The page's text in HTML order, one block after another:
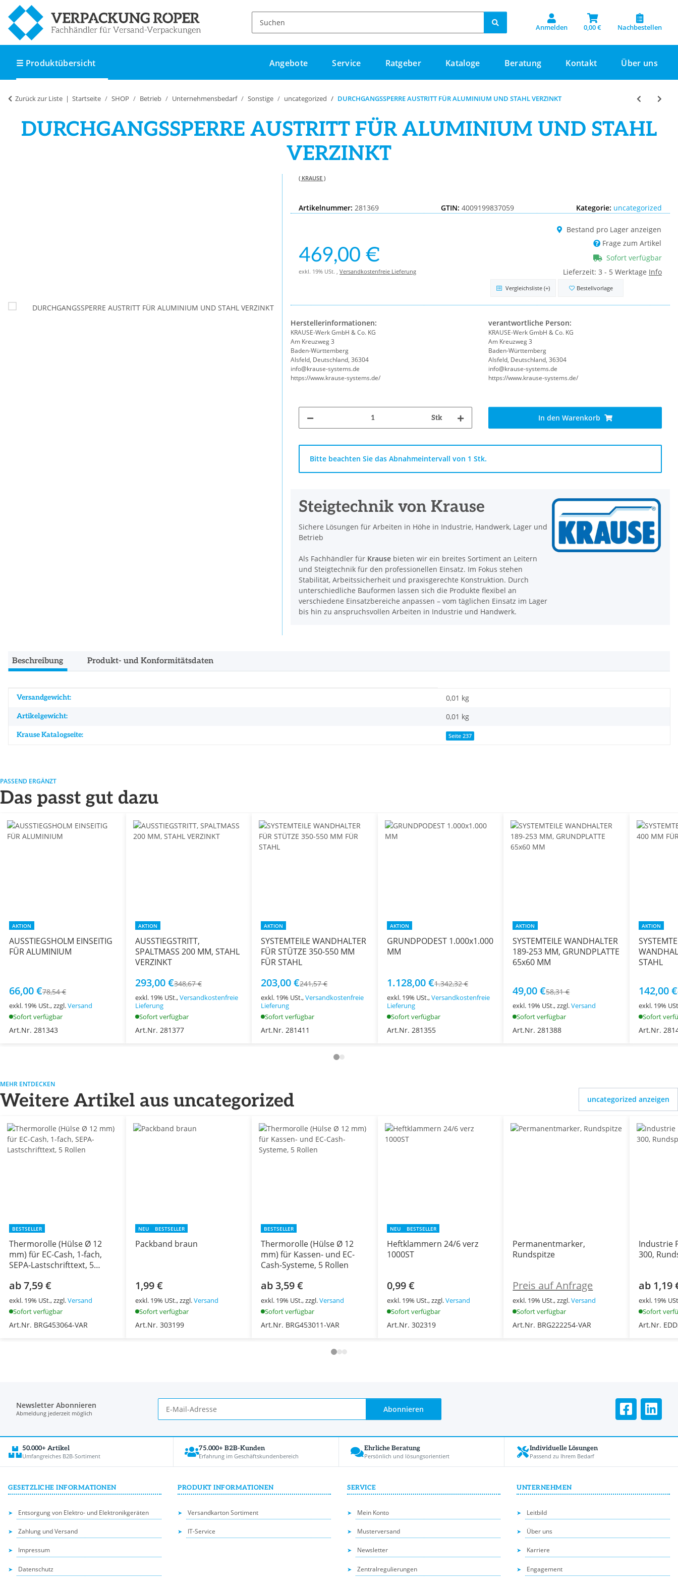
Anmelden 0,00 € Nachbestellen
☰ Produktübersicht Angebote Service Ratgeber Kataloge Beratung Kontakt Über uns
Zurück zur Liste Startseite SHOP Betrieb Unternehmensbedarf Sonstige uncategorized DURCHGANGSSPERRE AUSTRITT FÜR ALUMINIUM UND STAHL VERZINKT
DURCHGANGSSPERRE AUSTRITT FÜR ALUMINIUM UND STAHL
VERZINKT
( KRAUSE )
Artikelnummer: 281369 GTIN: 4009199837059 Kategorie: uncategorized
469,00 €
exkl. 19% USt. , Versandkostenfreie Lieferung
Bestand pro Lager anzeigen
Frage zum Artikel
Sofort verfügbar
Lieferzeit: 3 - 5 Werktage Info
Vergleichsliste (+) Bestellvorlage
Herstellerinformationen:
KRAUSE-Werk GmbH & Co. KG
Am Kreuzweg 3
Baden-Württemberg
Alsfeld, Deutschland, 36304
info@krause-systems.de
https://www.krause-systems.de/
verantwortliche Person:
KRAUSE-Werk GmbH & Co. KG
Am Kreuzweg 3
Baden-Württemberg
Alsfeld, Deutschland, 36304
info@krause-systems.de
https://www.krause-systems.de/
Stk In den Warenkorb
x
Bitte beachten Sie das Abnahmeintervall von 1 Stk.
Steigtechnik von Krause
Sichere Lösungen für Arbeiten in Höhe in Industrie, Handwerk, Lager und
Betrieb
Als Fachhändler für Krause bieten wir ein breites Sortiment an Leitern
und Steigtechnik für den professionellen Einsatz. Im Fokus stehen
Stabilität, Arbeitssicherheit und praxisgerechte Konstruktion. Durch
unterschiedliche Bauformen lassen sich die Produkte flexibel an
verschiedene Einsatzbereiche anpassen – vom täglichen Einsatz im Lager
bis hin zu anspruchsvollen Arbeiten in Industrie und Handwerk.
Beschreibung Produkt- und Konformitätsdaten
Produkteigenschaft
Wert
Versandgewicht: 0,01 kg
Artikelgewicht: 0,01 kg
Krause Katalogseite: Seite 237
PASSEND ERGÄNZT
Das passt gut dazu
AKTION
AUSSTIEGSHOLM EINSEITIG
FÜR ALUMINIUM
66,00 €78,54 €
exkl. 19% USt., zzgl.Versand
Sofort verfügbar
Art.Nr. 281343
AKTION
AUSSTIEGSTRITT,
SPALTMASS 200 MM, STAHL
VERZINKT
293,00 €348,67 €
exkl. 19% USt.,Versandkostenfreie
Lieferung
Sofort verfügbar
Art.Nr. 281377
AKTION
SYSTEMTEILE WANDHALTER
FÜR STÜTZE 350-550 MM
FÜR STAHL
203,00 €241,57 €
exkl. 19% USt.,Versandkostenfreie
Lieferung
Sofort verfügbar
Art.Nr. 281411
AKTION
GRUNDPODEST 1.000x1.000
MM
1.128,00 €1.342,32 €
exkl. 19% USt.,Versandkostenfreie
Lieferung
Sofort verfügbar
Art.Nr. 281355
AKTION
SYSTEMTEILE WANDHALTER
189-253 MM, GRUNDPLATTE
65x60 MM
49,00 €58,31 €
exkl. 19% USt., zzgl.Versand
Sofort verfügbar
Art.Nr. 281388
AKTION
STAHL
142,00 €
exkl. 19%
Sofort
Art.Nr.
MEHR ENTDECKEN
Weitere Artikel aus uncategorized uncategorized anzeigen
BESTSELLER
Thermorolle (Hülse Ø 12
mm) für EC-Cash, 1-fach,
SEPA-Lastschrifttext, 5
ab 7,59 €
exkl. 19% USt., zzgl.Versand
Sofort verfügbar
Art.Nr. BRG453064-VAR
NEU BESTSELLER
Packband braun
1,99 €
exkl. 19% USt., zzgl.Versand
Sofort verfügbar
Art.Nr. 303199
BESTSELLER
Thermorolle (Hülse Ø 12
mm) für Kassen- und EC-
Cash-Systeme, 5 Rollen
ab 3,59 €
exkl. 19% USt., zzgl.Versand
Sofort verfügbar
Art.Nr. BRG453011-VAR
NEU BESTSELLER
Heftklammern 24/6 verz
1000ST
0,99 €
exkl. 19% USt., zzgl.Versand
Sofort verfügbar
Art.Nr. 302319
Permanentmarker,
Rundspitze
Preis auf Anfrage
exkl. 19% USt., zzgl.Versand
Sofort verfügbar
Art.Nr. BRG222254-VAR
Industrie
300,
ab 1,19
exkl. 19%
Sofort
Art.Nr.
Newsletter Abonnieren
Abmeldung jederzeit möglich Abonnieren
50.000+ Artikel
Umfangreiches B2B-Sortiment
75.000+ B2B-Kunden
Erfahrung im Geschäftskundenbereich
Ehrliche Beratung
Persönlich und lösungsorientiert
Individuelle Lösungen
Passend zu Ihrem Bedarf
GESETZLICHE INFORMATIONEN
Entsorgung von Elektro- und Elektronikgeräten
Zahlung und Versand
Impressum
Datenschutz
PRODUKT INFORMATIONEN
Versandkarton Sortiment
IT-Service
SERVICE
Mein Konto
Musterversand
Newsletter
Zentralregulierungen
UNTERNEHMEN
Leitbild
Über uns
Karriere
Engagement